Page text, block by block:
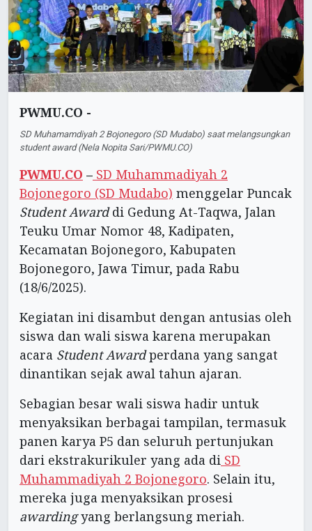
PWMU.CO -
SD Muhamamdiyah 2 Bojonegoro (SD Mudabo) saat melangsungkan
student award (Nela Nopita Sari/PWMU.CO)
PWMU.CO – SD Muhammadiyah 2
Bojonegoro (SD Mudabo) menggelar Puncak
Student Awarddi Gedung At-Taqwa, Jalan
Teuku Umar Nomor 48, Kadipaten,
Kecamatan Bojonegoro, Kabupaten
Bojonegoro, Jawa Timur, pada Rabu
(18/6/2025).
Kegiatan ini disambut dengan antusias oleh
siswa dan wali siswa karena merupakan
acara Student Awardperdana yang sangat
dinantikan sejak awal tahun ajaran.
Sebagian besar wali siswa hadir untuk
menyaksikan berbagai tampilan, termasuk
panen karya P5 dan seluruh pertunjukan
dari ekstrakurikuler yang ada di SD
Muhammadiyah 2 Bojonegoro. Selain itu,
mereka juga menyaksikan prosesi
awardingyang berlangsung meriah.